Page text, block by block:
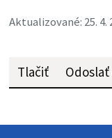
Aktualizované: 25. 4.
Tlačiť